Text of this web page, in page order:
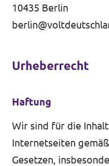
unf*ck berlin
Transparenz
10435 Berlin
Urheberrecht
Haftung
Wir sind für die
Internetseiten
Gesetzen,